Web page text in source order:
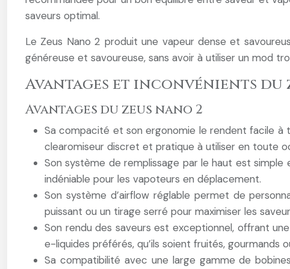
saveurs optimal.
Le Zeus Nano 2 produit une vapeur dense et
généreuse et savoureuse, sans avoir à utiliser un mod
Avantages et inconvénients du
Avantages du zeus nano 2
Sa compacité et son ergonomie le rendent facile à
clearomiseur discret et pratique à utiliser en toute
Son système de remplissage par le haut est
indéniable pour les vapoteurs en déplacement.
Son système d’airflow réglable permet de
puissant ou un tirage serré pour maximiser les
Son rendu des saveurs est exceptionnel, offrant
e-liquides préférés, qu’ils soient fruités, gourmands
Sa compatibilité avec une large gamme de